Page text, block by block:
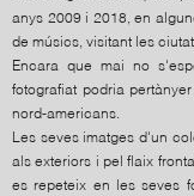
anys 2009 i 2018, en
de músics, visitant les
Encara que mai no
fotografiat podria
nord-americans.
Les seves imatges d'un
als exteriors i pel flaix
es repeteix en les seves